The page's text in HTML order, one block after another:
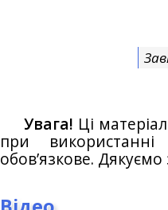
Увага! Ці
при
обов’язкове.